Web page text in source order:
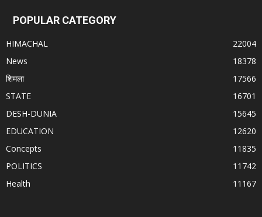
POPULAR CATEGORY
HIMACHAL
22004
News
18378
शिमला
17566
STATE
16701
DESH-DUNIA
15645
EDUCATION
12620
Concepts
11835
POLITICS
11742
Health
11167